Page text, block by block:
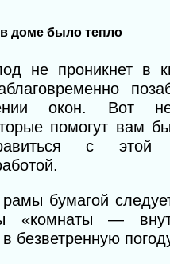
доме было тепло
не проникнет в
окон. Вот
помогут вам
с этой
бумагой
«комнаты —
безветренную